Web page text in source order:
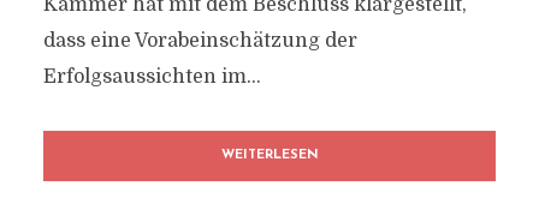
Kammer hat mit dem Beschluss klargestellt,
dass eine Vorabeinschätzung der
Erfolgsaussichten im...
WEITERLESEN